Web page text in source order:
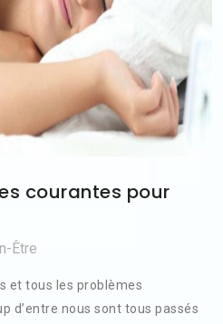
courantes pour
Être
et tous les problèmes
d’entre nous sont tous passés